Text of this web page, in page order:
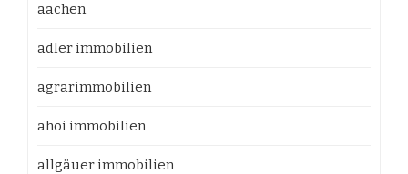
aachen
adler immobilien
agrarimmobilien
ahoi immobilien
allgäuer immobilien